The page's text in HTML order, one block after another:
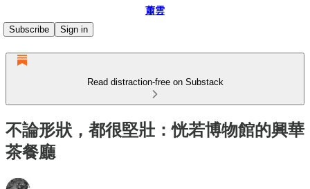
蕭雲
Subscribe
Sign in
Read distraction-free on Substack
不論形狀，都很堅壯：恍若博物館的興華
茶餐廳